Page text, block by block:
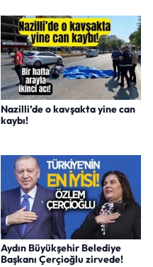
Nazilli’de o kavşakta yine can
kaybı!
Aydın Büyükşehir Belediye
Başkanı Çerçioğlu zirvede!